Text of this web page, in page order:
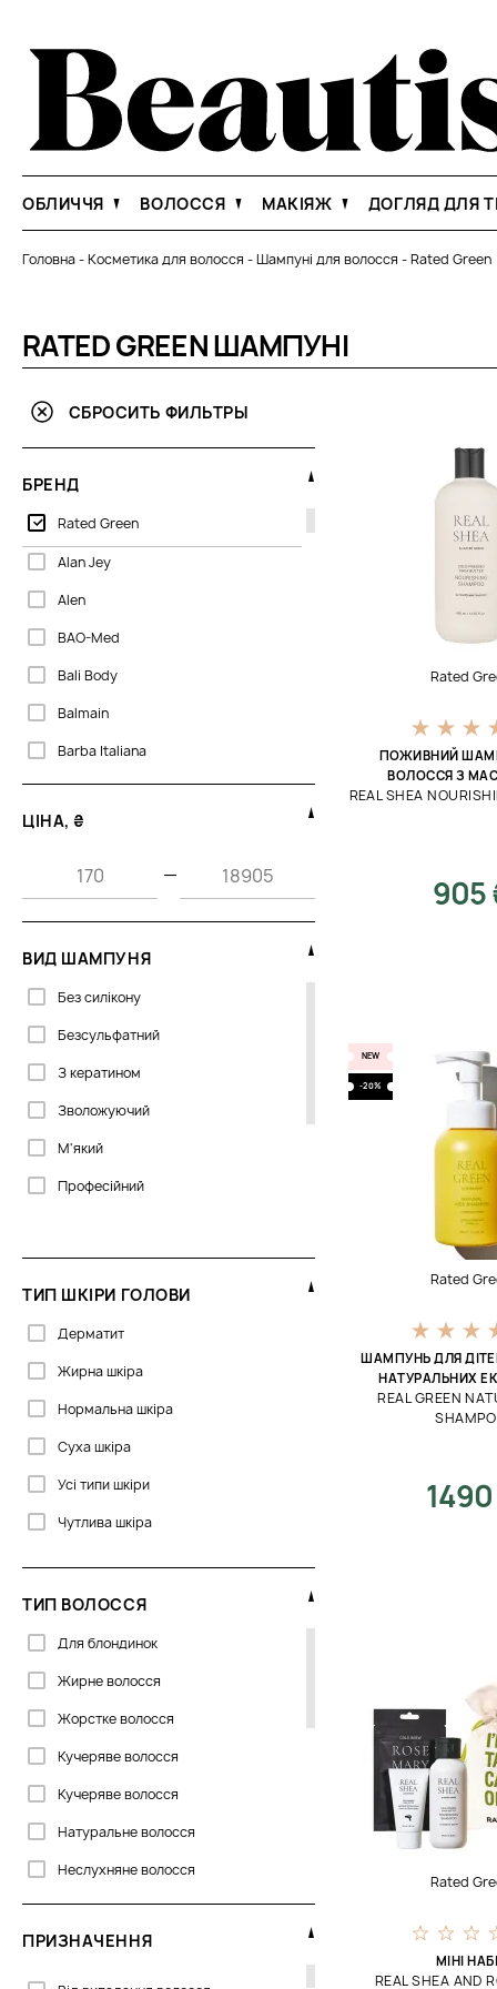
ОБЛИЧЧЯ ВОЛОССЯ МАКІЯЖ ДОГЛЯД ДЛЯ
Головна-Косметика для волосся -Шампуні для волосся -Rated Green
RATED GREEN ШАМПУНІ
СБРОСИТЬ ФИЛЬТРЫ
БРЕНД
Rated Green
Alan Jey
Alen
BAO-Med
Bali Body
Balmain
Barba Italiana
Beaute Mediterranea
Beaver
Biogena
Bjorn Axen
Greensoho
Hadat
Hempz
Histomer
Joico
La Biosthetique
ЦІНА, ₴
—
ВИД ШАМПУНЯ
Без силікону
Безсульфатний
З кератином
Зволожуючий
М'який
Професійний
ТИП ШКІРИ ГОЛОВИ
Дерматит
Жирна шкіра
Нормальна шкіра
Суха шкіра
Усі типи шкіри
Чутлива шкіра
ТИП ВОЛОССЯ
Для блондинок
Жирне волосся
Жорстке волосся
Кучеряве волосся
Кучеряве волосся
Натуральне волосся
Неслухняне волосся
Нормальне волосся
Освітлене волосся
Ослаблене волосся
ПРИЗНАЧЕННЯ
Rated
ПОЖИВНИЙ
ВОЛОССЯ З
REAL SHEA
905
NEW
-20%
Rated
ШАМПУНЬ ДЛЯ
НАТУРАЛЬНИХ
REAL GREEN
Rated
МІНІ
REAL SHEA AND